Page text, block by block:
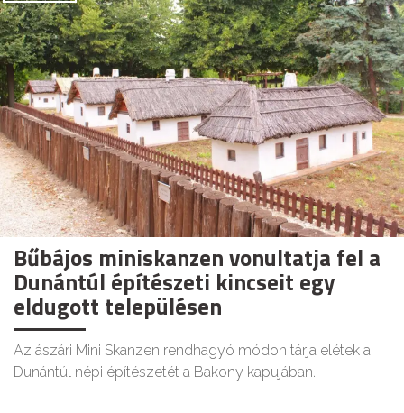
Bűbájos miniskanzen vonultatja fel a
Dunántúl építészeti kincseit egy
eldugott településen
Az ászári Mini Skanzen rendhagyó módon tárja elétek a
Dunántúl népi építészetét a Bakony kapujában.